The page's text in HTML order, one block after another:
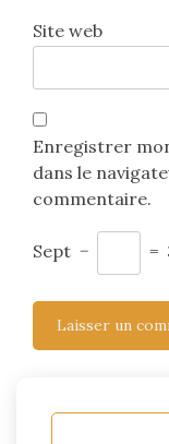
Site web
Enregistrer
dans le
commentaire.
Sept − =